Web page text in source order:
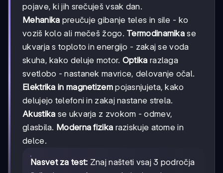
pojave, ki jih srečuješ vsak dan.
Mehanika preučuje gibanje teles in sile - ko
voziš kolo ali mečeš žogo. Termodinamika se
ukvarja s toploto in energijo - zakaj se voda
skuha, kako deluje motor. Optika razlaga
svetlobo - nastanek mavrice, delovanje očal.
Elektrika in magnetizempojasnjujeta, kako
delujejo telefoni in zakaj nastane strela.
Akustika se ukvarja z zvokom - odmev,
glasbila. Moderna fizika raziskuje atome in
delce.
Nasvet za test: Znaj našteti vsaj 3 področja